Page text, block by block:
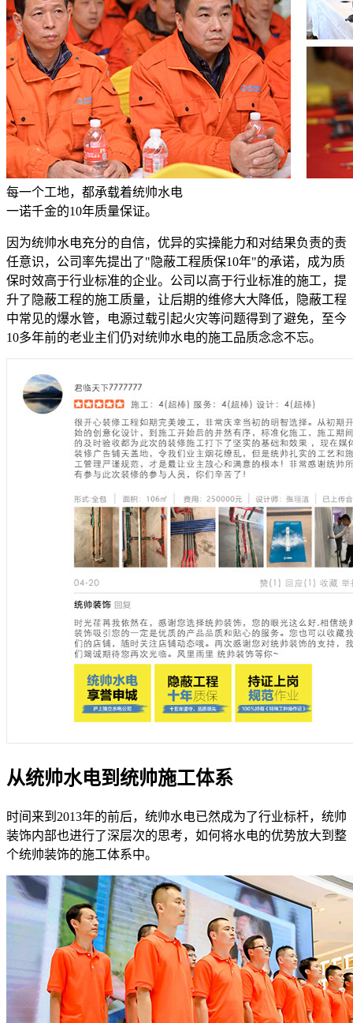
每一个工地，都承载着统帅水电
一诺千金的10年质量保证。
因为统帅水电充分的自信，优异的实操能力和对结果负责的责
任意识，公司率先提出了"隐蔽工程质保10年"的承诺，成为质
保时效高于行业标准的企业。公司以高于行业标准的施工，提
升了隐蔽工程的施工质量，让后期的维修大大降低，隐蔽工程
中常见的爆水管，电源过载引起火灾等问题得到了避免，至今
10多年前的老业主们仍对统帅水电的施工品质念念不忘。
从统帅水电到统帅施工体系
时间来到2013年的前后，统帅水电已然成为了行业标杆，统帅
装饰内部也进行了深层次的思考，如何将水电的优势放大到整
个统帅装饰的施工体系中。